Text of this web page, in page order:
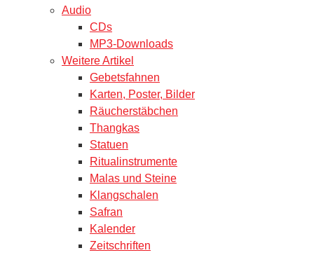
Audio
CDs
MP3-Downloads
Weitere Artikel
Gebetsfahnen
Karten, Poster, Bilder
Räucherstäbchen
Thangkas
Statuen
Ritualinstrumente
Malas und Steine
Klangschalen
Safran
Kalender
Zeitschriften